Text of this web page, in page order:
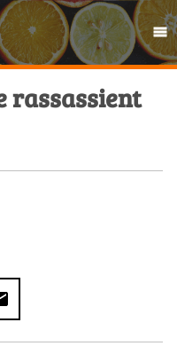
rassassient